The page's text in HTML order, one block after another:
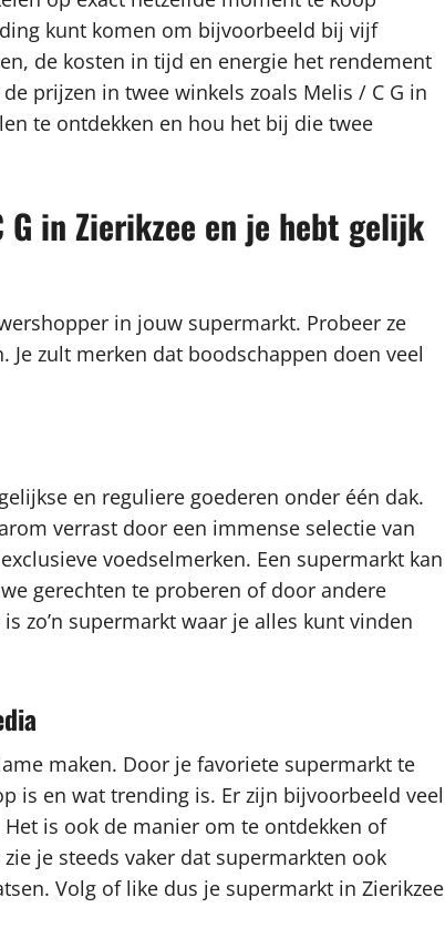
kunt komen om bijvoorbeeld bij vijf
de kosten in tijd en energie het rendement
prijzen in twee winkels zoals Melis / C G in
te ontdekken en hou het bij die twee
in Zierikzee en je hebt gelijk
in jouw supermarkt. Probeer ze
Je zult merken dat boodschappen doen veel
en reguliere goederen onder één dak.
verrast door een immense selectie van
voedselmerken. Een supermarkt kan
gerechten te proberen of door andere
zo’n supermarkt waar je alles kunt vinden
maken. Door je favoriete supermarkt te
is en wat trending is. Er zijn bijvoorbeeld veel
is ook de manier om te ontdekken of
je steeds vaker dat supermarkten ook
Volg of like dus je supermarkt in Zierikzee